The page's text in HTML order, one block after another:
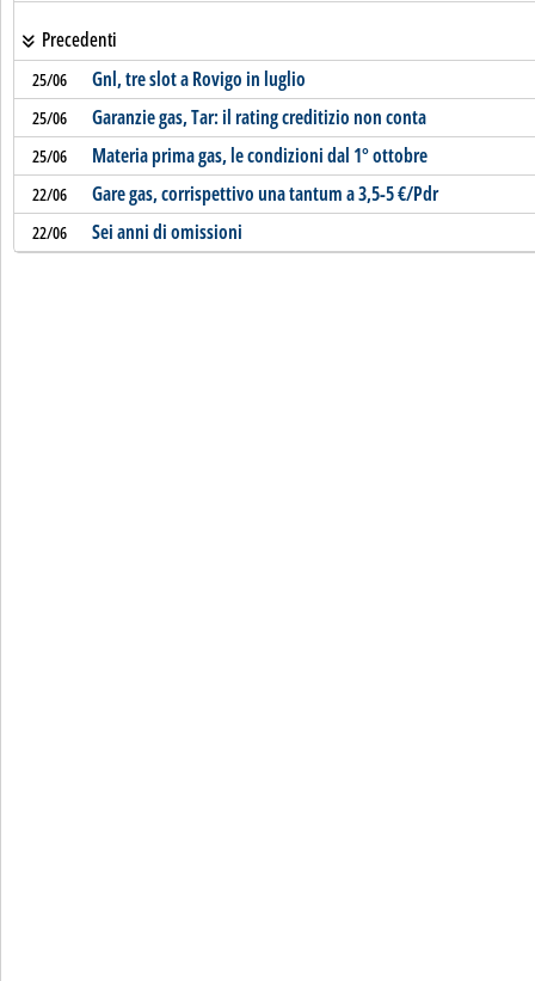
Precedenti
25/06 Gnl, tre slot a Rovigo in luglio
25/06 Garanzie gas, Tar: il rating creditizio non conta
25/06 Materia prima gas, le condizioni dal 1° ottobre
22/06 Gare gas, corrispettivo una tantum a 3,5-5 €/Pdr
22/06 Sei anni di omissioni